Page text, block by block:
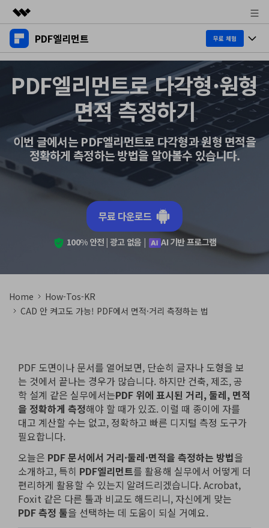
주요 제품
AIGC 크리에이티비티
유틸리티
개요
뉴스룸
플랜 및 가격
도움말 센터
PDF엘리먼트 무료 체험
데스크탑
Windows용
Mac용
모바일 앱
iPhone/iPad용
PDF 온라인 도구
PDF JPG 변환
PDF 병합
PDF 압축
PDF 회전
기타 온라인 도구
교육용
PDF 읽기
PDF 주석 달기
PDF 생성
PDF 변환
PDF 편집
전문용
PDF 폼
PDF 서명
PDF 일괄 작업
PDF OCR
PDF 데이터 추출
AI PDF
PDF와 채팅하기
AI PDF 요약기
AI PDF 번역기
AI 문법 검사기
AI 콘텐츠 탐지기
AI PDF 재작성
문서와 채팅하기
AI 이미지 생성기
비즈니스
최신 버전 업그레이드
새로운 기능
구독 취소
유튜브
PDF엘리먼트로 다각형·원형
면적 측정하기
이번 글에서는 PDF엘리먼트로 다각형과 원형 면적을
정확하게 측정하는 방법을 알아볼수 있습니다.
무료 다운로드
100% 안전 | 광고 없음 | AI 기반 프로그램
Home
How-Tos-KR
CAD 안 켜고도 가능! PDF에서 면적·거리 측정하는 법
PDF 도면이나 문서를 열어보면, 단순히 글자나 도형을 보
는 것에서 끝나는 경우가 많습니다. 하지만 건축, 제조, 공
학 설계 같은 실무에서는PDF 위에 표시된 거리, 둘레, 면적
을 정확하게 측정해야 할 때가 있죠. 이럴 때 종이에 자를
대고 계산할 수는 없고, 정확하고 빠른 디지털 측정 도구가
필요합니다.
오늘은 PDF 문서에서 거리·둘레·면적을 측정하는 방법을
소개하고, 특히 PDF엘리먼트를 활용해 실무에서 어떻게 더
편리하게 활용할 수 있는지 알려드리겠습니다. Acrobat,
Foxit 같은 다른 툴과 비교도 해드리니, 자신에게 맞는
PDF 측정 툴을 선택하는 데 도움이 되실 거예요.